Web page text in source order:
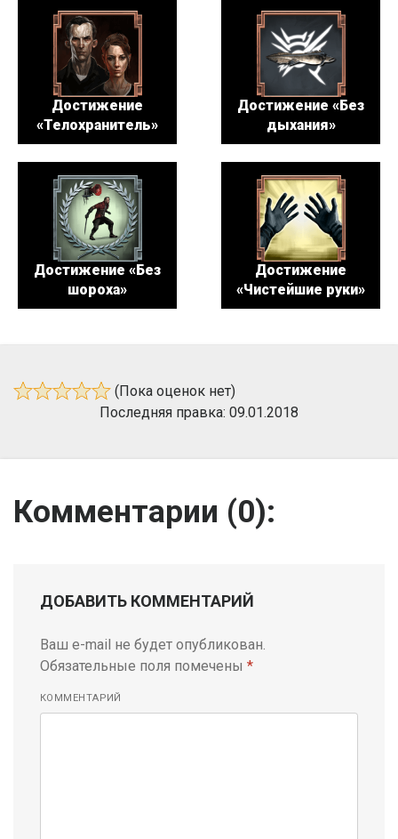
Достижение
«Телохранитель»
Достижение «Без
дыхания»
Достижение «Без
шороха»
Достижение
«Чистейшие руки»
(Пока оценок нет)
Последняя правка: 09.01.2018
Комментарии (0):
ДОБАВИТЬ КОММЕНТАРИЙ
Ваш e-mail не будет опубликован.
Обязательные поля помечены *
КОММЕНТАРИЙ